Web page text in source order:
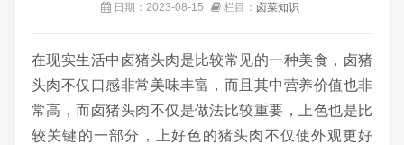
日期：2023-08-15 栏目： 卤菜知识
在现实生活中卤猪头肉是比较常见的一种美食，卤猪
头肉不仅口感非常美味丰富，而且其中营养价值也非
常高，而卤猪头肉不仅是做法比较重要，上色也是比
较关键的一部分，上好色的猪头肉不仅使外观更好